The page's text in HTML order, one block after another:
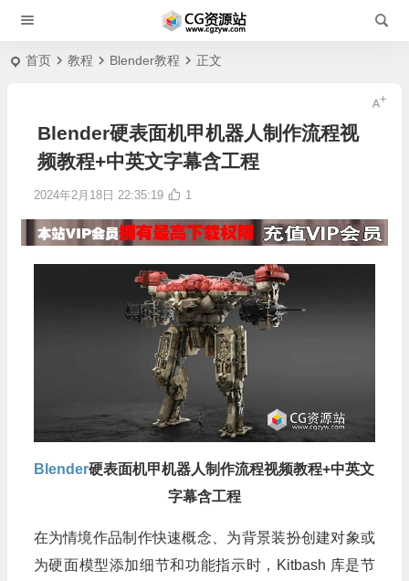
首页 教程 Blender教程 正文
Blender硬表面机甲机器人制作流程视
频教程+中英文字幕含工程
2024年2月18日 22:35:19 1
Blender硬表面机甲机器人制作流程视频教程+中英文
字幕含工程
在为情境作品制作快速概念、为背景装扮创建对象或
为硬面模型添加细节和功能指示时，Kitbash 库是节